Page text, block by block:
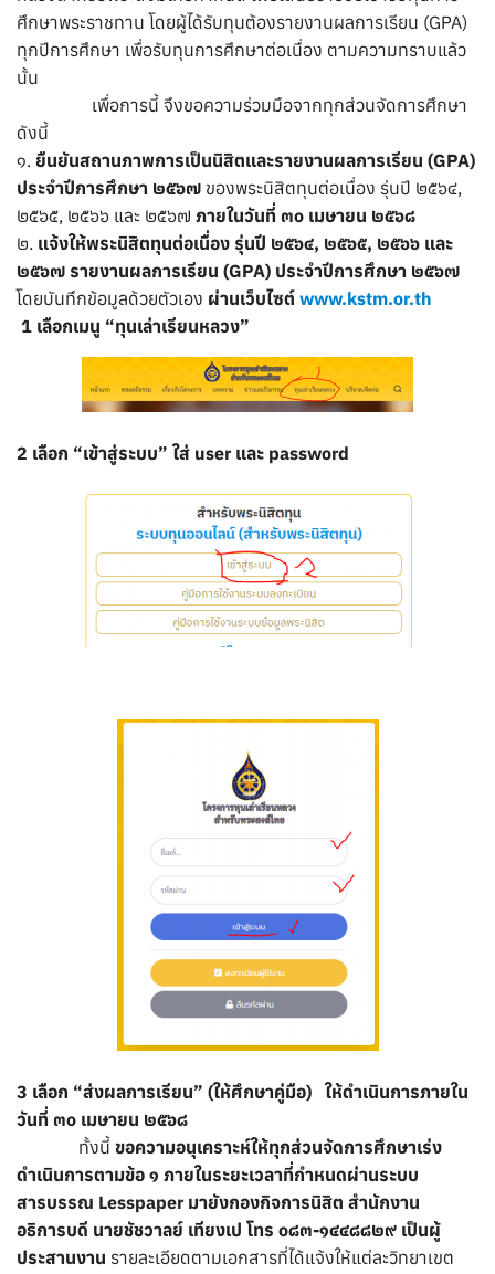
ศึกษาพระราชทาน โดยผู้ได้รับทุนต้องรายงานผลการเรียน (GPA)
ทุกปีการศึกษา เพื่อรับทุนการศึกษาต่อเนื่อง ตามความทราบแล้ว
นั้น
เพื่อการนี้ จึงขอความร่วมมือจากทุกส่วนจัดการศึกษา
ดังนี้
๑. ยืนยันสถานภาพการเป็นนิสิตและรายงานผลการเรียน (GPA)
ประจำปีการศึกษา ๒๕๖๗ ของพระนิสิตทุนต่อเนื่อง รุ่นปี ๒๕๖๔,
๒๕๖๕, ๒๕๖๖ และ ๒๕๖๗ ภายในวันที่ ๓๐ เมษายน ๒๕๖๘
๒. แจ้งให้พระนิสิตทุนต่อเนื่อง รุ่นปี ๒๕๖๔, ๒๕๖๕, ๒๕๖๖ และ
๒๕๖๗ รายงานผลการเรียน (GPA) ประจำปีการศึกษา ๒๕๖๗
โดยบันทึกข้อมูลด้วยตัวเอง ผ่านเว็บไซต์ www.kstm.or.th
1 เลือกเมนู “ทุนเล่าเรียนหลวง”
2 เลือก “เข้าสู่ระบบ” ใส่ user และ password
3 เลือก “ส่งผลการเรียน” (ให้ศึกษาคู่มือ) ให้ดำเนินการภายใน
วันที่ ๓๐ เมษายน ๒๕๖๘
ทั้งนี้ ขอความอนุเคราะห์ให้ทุกส่วนจัดการศึกษาเร่ง
ดำเนินการตามข้อ ๑ ภายในระยะเวลาที่กำหนดผ่านระบบ
สารบรรณ Lesspaper มายังกองกิจการนิสิต สำนักงาน
อธิการบดี นายชัชวาลย์ เทียงเป โทร ๐๘๓-๑๔๔๘๘๒๙ เป็นผู้
ประสานงาน รายละเอียดตามเอกสารที่ได้แจ้งให้แต่ละวิทยาเขต